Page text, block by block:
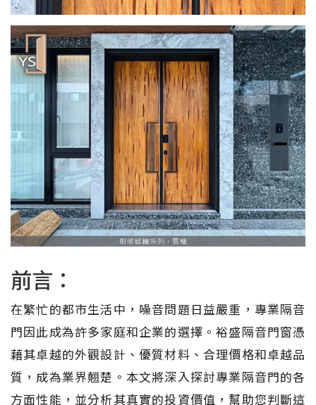
前言：
在繁忙的都市生活中，噪音問題日益嚴重，專業隔音
門因此成為許多家庭和企業的選擇。裕盛隔音門窗憑
藉其卓越的外觀設計、優質材料、合理價格和卓越品
質，成為業界翹楚。本文將深入探討專業隔音門的各
方面性能，並分析其真實的投資價值，幫助您判斷這